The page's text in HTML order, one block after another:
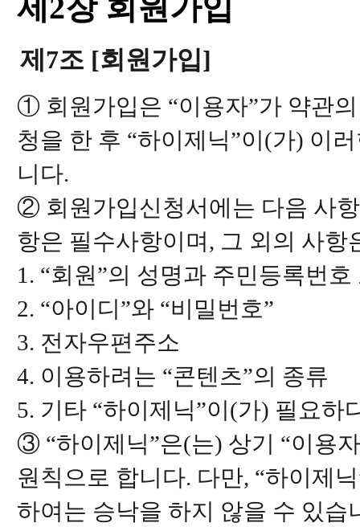
제2장 회원가입
제7조 [회원가입]
① 회원가입은 “이용자”가 약관
청을 한 후 “하이제닉”이(가) 이
니다.
② 회원가입신청서에는 다음 사
항은 필수사항이며, 그 외의 사항
1. “회원”의 성명과 주민등록번
2. “아이디”와 “비밀번호”
3. 전자우편주소
4. 이용하려는 “콘텐츠”의 종류
5. 기타 “하이제닉”이(가) 필요하
③ “하이제닉”은(는) 상기 “이용
원칙으로 합니다. 다만, “하이제
하여는 승낙을 하지 않을 수 있습